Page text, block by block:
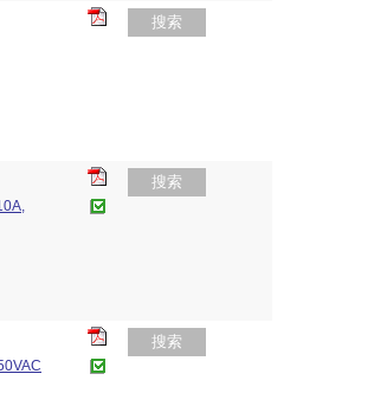
搜索
搜索
搜索